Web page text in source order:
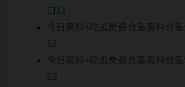
口11
今日黑料+吃瓜免费合集黑料合
17
今日黑料+吃瓜免费合集黑料合
23